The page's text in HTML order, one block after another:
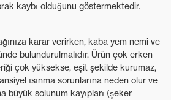
kaybı olduğunu göstermektedir.
karar verirken, kaba yem nemi ve
bulundurulmalıdır. Ürün çok erken
çok yüksekse, eşit şekilde kurumaz,
ısınma sorunlarına neden olur ve
büyük solunum kayıpları (şeker